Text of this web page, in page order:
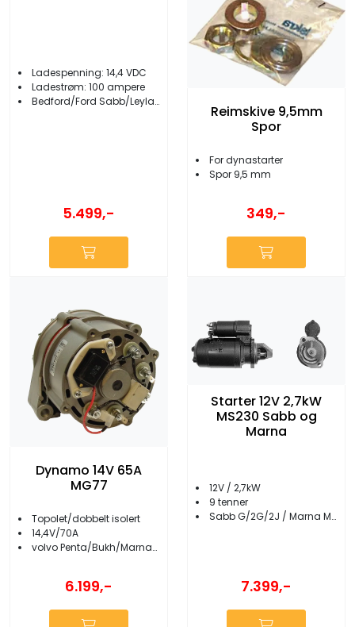
Ladespenning: 14,4 VDC
Ladestrøm: 100 ampere
Bedford/Ford Sabb/Leyland/Perkins
5.499,-
Reimskive 9,5mm
Spor
For dynastarter
Spor 9,5 mm
349,-
Dynamo 14V 65A
MG77
Topolet/dobbelt isolert
14,4V/70A
volvo Penta/Bukh/Marna/Sabb/Nanni m.fl.
6.199,-
Starter 12V 2,7kW
MS230 Sabb og
Marna
12V / 2,7kW
9 tenner
Sabb G/2G/2J / Marna M1/M2/M3
7.399,-